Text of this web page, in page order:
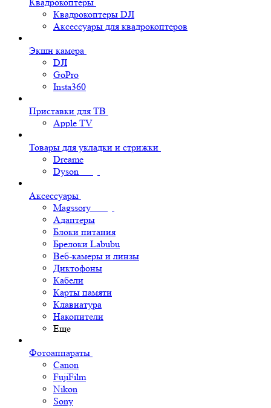
Квадрокоптеры
Квадрокоптеры DJI
Аксессуары для квадрокоптеров
Экшн камера
DJI
GoPro
Insta360
Приставки для ТВ
Apple TV
Товары для укладки и стрижки
Dreame
Dyson
Аксессуары
Magssory
Адаптеры
Блоки питания
Брелоки Labubu
Веб-камеры и линзы
Диктофоны
Кабели
Карты памяти
Клавиатура
Накопители
Еще
Фотоаппараты
Canon
FujiFilm
Nikon
Sony